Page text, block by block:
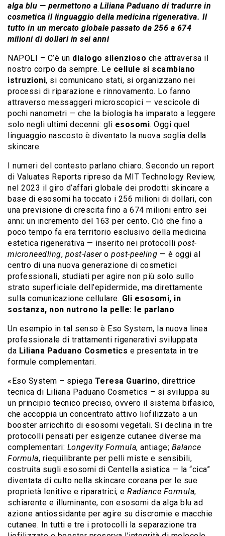
alga blu — permettono a Liliana Paduano di tradurre in
cosmetica il linguaggio della medicina rigenerativa. Il
tutto in un mercato globale passato da 256 a 674
milioni di dollari in sei anni
NAPOLI – C’è un dialogo silenzioso che attraversa il
nostro corpo da sempre. Le cellule si scambiano
istruzioni, si comunicano stati, si organizzano nei
processi di riparazione e rinnovamento. Lo fanno
attraverso messaggeri microscopici — vescicole di
pochi nanometri — che la biologia ha imparato a leggere
solo negli ultimi decenni: gli esosomi. Oggi quel
linguaggio nascosto è diventato la nuova soglia della
skincare.
I numeri del contesto parlano chiaro. Secondo un report
di Valuates Reports ripreso da MIT Technology Review,
nel 2023 il giro d’affari globale dei prodotti skincare a
base di esosomi ha toccato i 256 milioni di dollari, con
una previsione di crescita fino a 674 milioni entro sei
anni: un incremento del 163 per cento. Ciò che fino a
poco tempo fa era territorio esclusivo della medicina
estetica rigenerativa — inserito nei protocolli post-
microneedling, post-lasero post-peeling — è oggi al
centro di una nuova generazione di cosmetici
professionali, studiati per agire non più solo sullo
strato superficiale dell’epidermide, ma direttamente
sulla comunicazione cellulare. Gli esosomi, in
sostanza, non nutrono la pelle: le parlano.
Un esempio in tal senso è Eso System, la nuova linea
professionale di trattamenti rigenerativi sviluppata
da Liliana Paduano Cosmetics e presentata in tre
formule complementari.
«Eso System – spiega Teresa Guarino, direttrice
tecnica di Liliana Paduano Cosmetics – si sviluppa su
un principio tecnico preciso, ovvero il sistema bifasico,
che accoppia un concentrato attivo liofilizzato a un
booster arricchito di esosomi vegetali. Si declina in tre
protocolli pensati per esigenze cutanee diverse ma
complementari: Longevity Formula, antiage; Balance
Formula, riequilibrante per pelli miste e sensibili,
costruita sugli esosomi di Centella asiatica — la “cica”
diventata di culto nella skincare coreana per le sue
proprietà lenitive e riparatrici; e Radiance Formula,
schiarente e illuminante, con esosomi da alga blu ad
azione antiossidante per agire su discromie e macchie
cutanee. In tutti e tre i protocolli la separazione tra